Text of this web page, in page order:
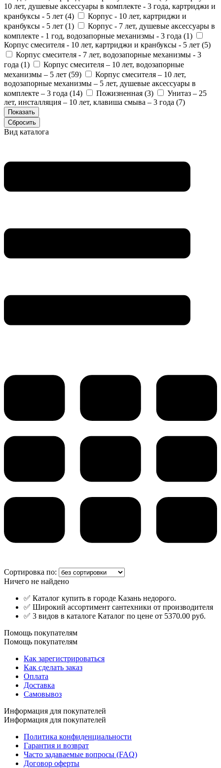
10 лет, душевые аксессуары в комплекте - 3 года, картриджи и
кранбуксы - 5 лет (4)
Корпус - 10 лет, картриджи и
кранбуксы - 5 лет (1)
Корпус - 7 лет, душевые аксессуары в
комплекте - 1 год, водозапорные механизмы - 3 года (1)
Корпус смесителя - 10 лет, картриджи и кранбуксы - 5 лет (5)
Корпус смесителя - 7 лет, водозапорные механизмы - 3
года (1)
Корпус смесителя – 10 лет, водозапорные
механизмы – 5 лет (59)
Корпус смесителя – 10 лет,
водозапорные механизмы – 5 лет, душевые аксессуары в
комплекте – 3 года (14) Пожизненная (3)
Унитаз – 25
лет, инсталляция – 10 лет, клавиша смыва – 3 года (7)
Вид каталога
Сортировка по:
Ничего не найдено
✅ Каталог купить в городе Казань недорого.
✅ Широкий ассортимент сантехники от производителя
✅ 3 видов в каталоге Каталог по цене от 5370.00 руб.
Помощь покупателям
Помощь покупателям
Как зарегистрироваться
Как сделать заказ
Оплата
Доставка
Самовывоз
Информация для покупателей
Информация для покупателей
Политика конфиденциальности
Гарантия и возврат
Часто задаваемые вопросы (FAQ)
Договор оферты